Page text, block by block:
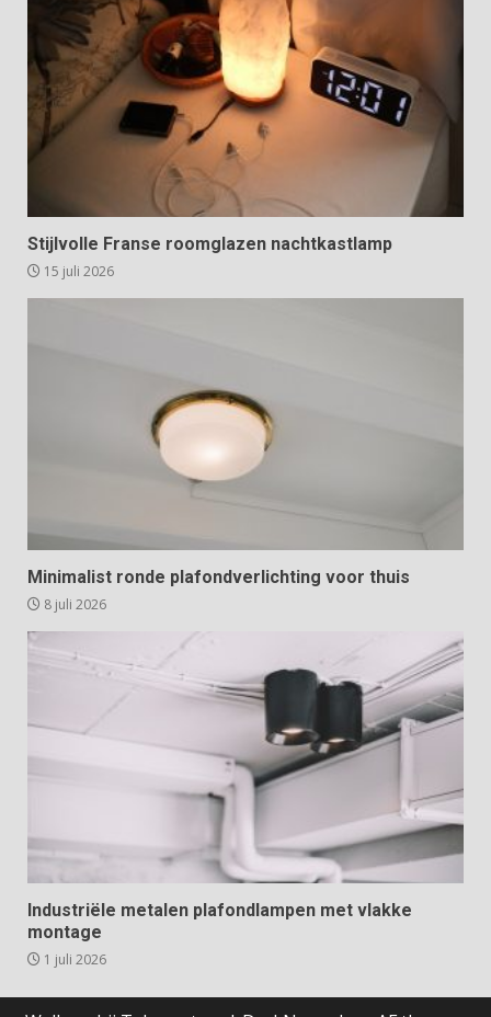
Stijlvolle Franse roomglazen nachtkastlamp
15 juli 2026
Minimalist ronde plafondverlichting voor thuis
8 juli 2026
Industriële metalen plafondlampen met vlakke
montage
1 juli 2026